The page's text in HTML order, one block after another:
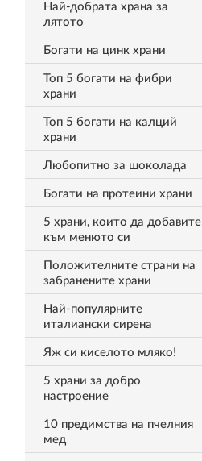
Най-добрата храна за
лятото
Богати на цинк храни
Топ 5 богати на фибри
храни
Топ 5 богати на калций
храни
Любопитно за шоколада
Богати на протеини храни
5 храни, които да добавите
към менюто си
Положителните страни на
забранените храни
Най-популярните
италиански сирена
Яж си киселото мляко!
5 храни за добро
настроение
10 предимства на пчелния
мед